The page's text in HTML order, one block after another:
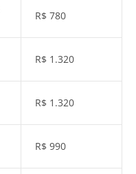
R$ 780
R$ 1.320
R$ 1.320
R$ 990